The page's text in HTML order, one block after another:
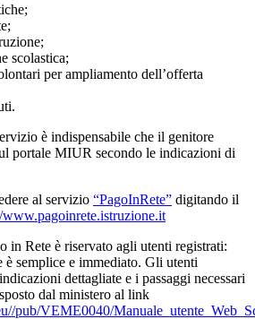
scolastica;
per ampliamento dell’offerta
è indispensabile che il genitore
portale MIUR secondo le indicazioni di
al servizio “PagoInRete” digitando il
www.pagoinrete.istruzione.it
in Rete è riservato agli utenti registrati:
è semplice e immediato. Gli utenti
dettagliate e i passaggi necessari
dal ministero al link
pub/VEME0040/